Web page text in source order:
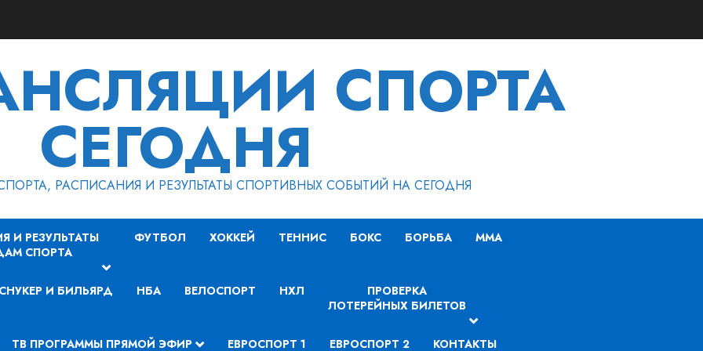
СПОРТА
СЕГОДНЯ
РАСПИСАНИЯ И РЕЗУЛЬТАТЫ СПОРТИВНЫХ СОБЫТИЙ НА СЕГОДНЯ
И РЕЗУЛЬТАТЫ
СПОРТА
ФУТБОЛ ХОККЕЙ ТЕННИС БОКС БОРЬБА MMA
СНУКЕР И БИЛЬЯРД НБА ВЕЛОСПОРТ НХЛ
ПРОВЕРКА
ЛОТЕРЕЙНЫХ БИЛЕТОВ
ТВ ПРОГРАММЫ ПРЯМОЙ ЭФИР ЕВРОСПОРТ 1 ЕВРОСПОРТ 2 КОНТАКТЫ